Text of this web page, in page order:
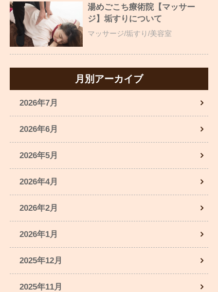
湯めごこち療術院【マッサー
ジ】垢すりについて
マッサージ/垢すり/美容室
月別アーカイブ
2026年7月
2026年6月
2026年5月
2026年4月
2026年2月
2026年1月
2025年12月
2025年11月